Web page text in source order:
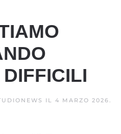
IL 4 MARZO 2026.